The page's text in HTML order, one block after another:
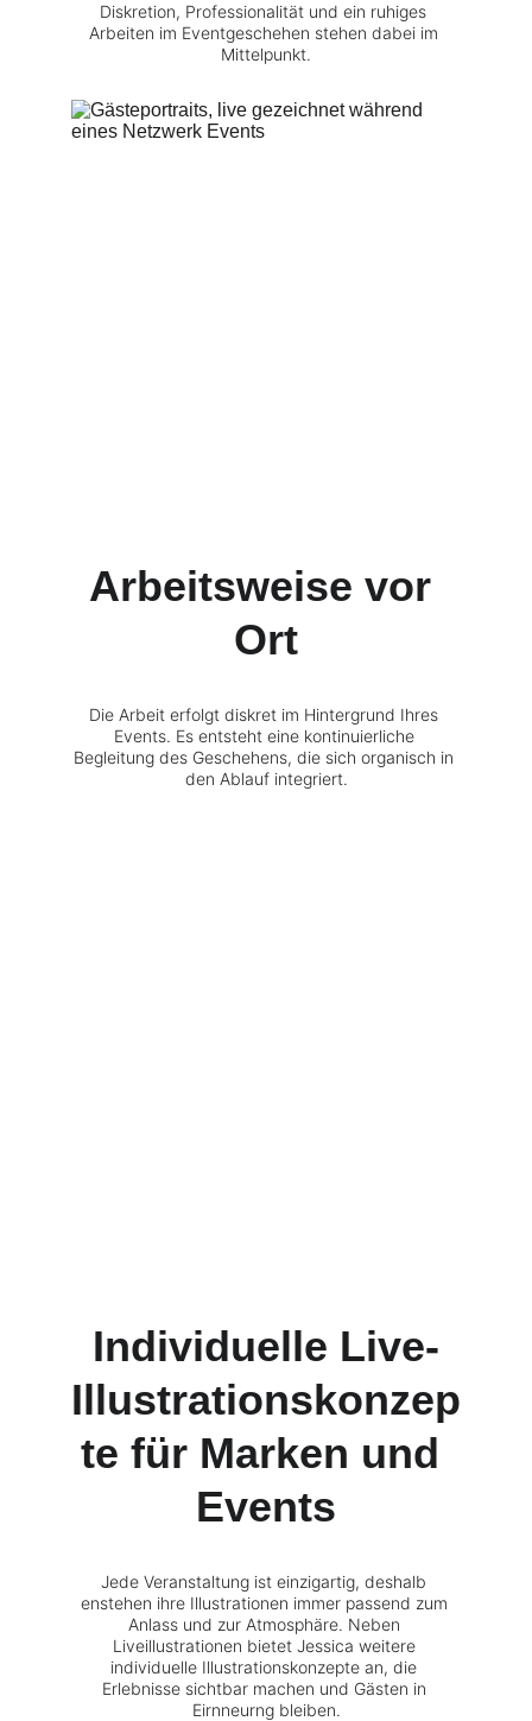
Diskretion, Professionalität und ein ruhiges
Arbeiten im Eventgeschehen stehen dabei im
Mittelpunkt.
Arbeitsweise vor
Ort
Die Arbeit erfolgt diskret im Hintergrund Ihres
Events. Es entsteht eine kontinuierliche
Begleitung des Geschehens, die sich organisch in
den Ablauf integriert.
Individuelle Live-
Illustrationskonzep
te für Marken und
Events
Jede Veranstaltung ist einzigartig, deshalb
enstehen ihre Illustrationen immer passend zum
Anlass und zur Atmosphäre. Neben
Liveillustrationen bietet Jessica weitere
individuelle Illustrationskonzepte an, die
Erlebnisse sichtbar machen und Gästen in
Eirnneurng bleiben.